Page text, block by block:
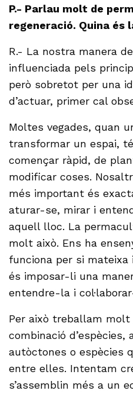
P.- Parlau molt de
regeneració. Quina és
R.- La nostra manera
influenciada pels
però sobretot per una
d’actuar, primer cal
Moltes vegades, quan
transformar un espai,
començar ràpid, de
modificar coses.
més important és
aturar-se, mirar i
aquell lloc. La
molt això. Ens ha
funciona per si
és imposar-li una
entendre-la i
Per això treballam
combinació d’espècies,
autòctones o espècies
entre elles. Intentam
s’assemblin més a un